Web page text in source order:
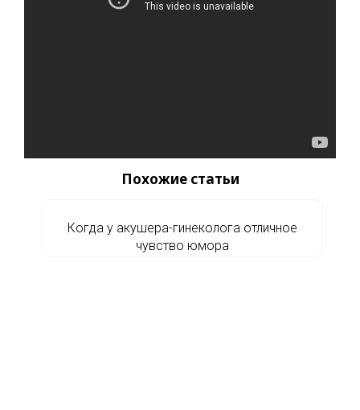
Похожие статьи
Когда у акушера-гинеколога отличное
чувство юмора